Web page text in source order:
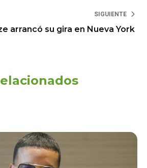
SIGUIENTE
arrancó su gira en Nueva York